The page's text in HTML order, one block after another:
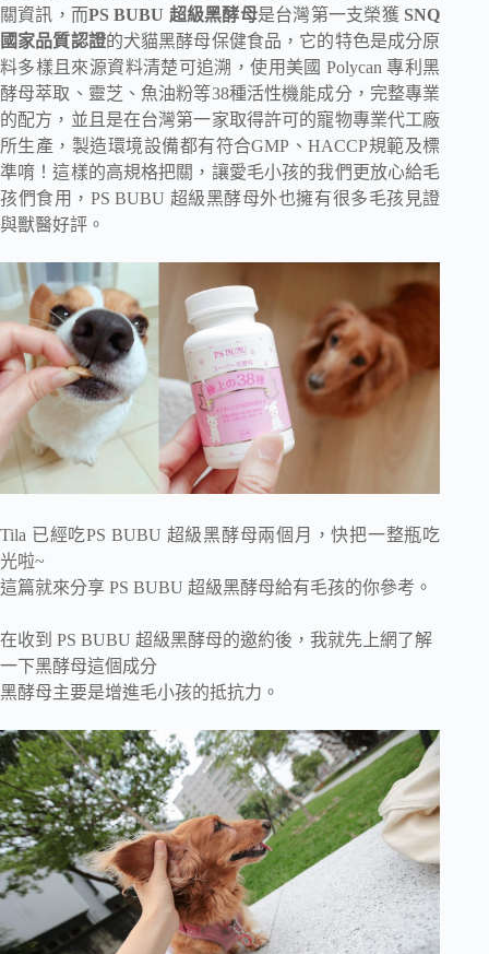
關資訊，而PS BUBU 超級黑酵母是台灣第一支榮獲 SNQ
國家品質認證的犬貓黑酵母保健食品，它的特色是成分原
料多樣且來源資料清楚可追溯，使用美國 Polycan 專利黑
酵母萃取、靈芝、魚油粉等38種活性機能成分，完整專業
的配方，並且是在台灣第一家取得許可的寵物專業代工廠
所生產，製造環境設備都有符合GMP、HACCP規範及標
準唷！這樣的高規格把關，讓愛毛小孩的我們更放心給毛
孩們食用，PS BUBU 超級黑酵母外也擁有很多毛孩見證
與獸醫好評。
Tila 已經吃PS BUBU 超級黑酵母兩個月，快把一整瓶吃
光啦~
這篇就來分享 PS BUBU 超級黑酵母給有毛孩的你參考。
在收到 PS BUBU 超級黑酵母的邀約後，我就先上網了解
一下黑酵母這個成分
黑酵母主要是增進毛小孩的抵抗力。